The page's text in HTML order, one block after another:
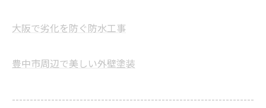
大阪で劣化を防ぐ防水工事
豊中市周辺で美しい外壁塗装
--------------------------------------------------------------------